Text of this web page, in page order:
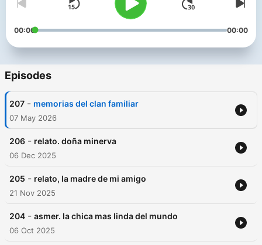
00:00 00:00
Episodes
207 - memorias del clan familiar
07 May 2026
206 - relato. doña minerva
06 Dec 2025
205 - relato, la madre de mi amigo
21 Nov 2025
204 - asmer. la chica mas linda del mundo
06 Oct 2025